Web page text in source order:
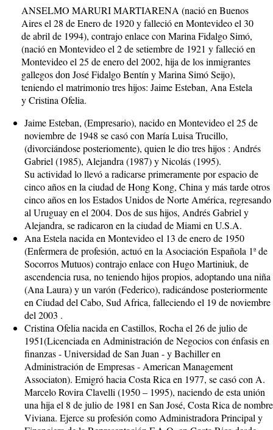
ANSELMO MARURI MARTIARENA (nació en Buenos
Aires el 28 de Enero de 1920 y falleció en Montevideo el 30
de abril de 1994), contrajo enlace con Marina Fidalgo Simó,
(nació en Montevideo el 2 de setiembre de 1921 y falleció en
Montevideo el 25 de enero del 2002, hija de los inmigrantes
gallegos don José Fidalgo Bentín y Marina Simó Seijo),
teniendo el matrimonio tres hijos: Jaime Esteban, Ana Estela
y Cristina Ofelia.
Jaime Esteban, (Empresario), nacido en Montevideo el 25 de
noviembre de 1948 se casó con María Luisa Trucillo,
(divorciándose posteriomente), quien le dio tres hijos : Andrés
Gabriel (1985), Alejandra (1987) y Nicolás (1995).
Su actividad lo llevó a radicarse primeramente por espacio de
cinco años en la ciudad de Hong Kong, China y más tarde otros
cinco años en los Estados Unidos de Norte América, regresando
al Uruguay en el 2004. Dos de sus hijos, Andrés Gabriel y
Alejandra, se radicaron en la ciudad de Miami en U.S.A.
Ana Estela nacida en Montevideo el 13 de enero de 1950
(Enfermera de profesión, actuó en la Asociación Española 1ª de
Socorros Mutuos) contrajo enlace con Hugo Martiniuk, de
ascendencia rusa, no teniendo hijos propios, adoptando una niña
(Ana Laura) y un varón (Federico), radicándose posteriormente
en Ciudad del Cabo, Sud Africa, falleciendo el 19 de noviembre
del 2003 .
Cristina Ofelia nacida en Castillos, Rocha el 26 de julio de
1951(Licenciada en Administración de Negocios con énfasis en
finanzas - Universidad de San Juan - y Bachiller en
Administración de Empresas - American Management
Associaton). Emigró hacia Costa Rica en 1977, se casó con A.
Marcelo Rovira Clavelli (1950 – 1995), naciendo de esta unión
una hija el 8 de julio de 1981 en San José, Costa Rica de nombre
Viviana. Ejerce su profesión como Administradora Principal y